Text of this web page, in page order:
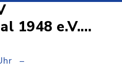
1948 e.V.
–